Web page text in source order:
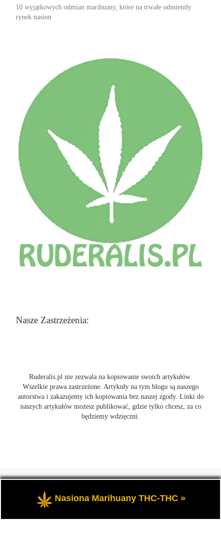
10 wyjątkowych odmian marihuany, które na trwałe odmieniły
rynek nasion
Nasze Zastrzeżenia:
Ruderalis.pl nie zezwala na kopiowanie swoich artykułów.
Wszelkie prawa zastrzeżone. Artykuły na tym blogu są naszego
autorstwa i zakazujemy ich kopiowania bez naszej zgody. Linki do
naszych artykułów możesz publikować, gdzie tylko chcesz, za co
będziemy wdzięczni.
marihuanie THC i konopi CBD, wszystko na temat uprawy
cannabis i nie tylko.
Nasiona Marihuany THC-THC »